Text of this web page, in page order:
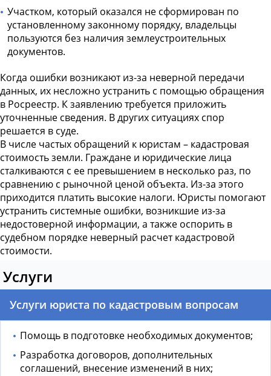
Участком, который оказался не сформирован по
установленному законному порядку, владельцы
пользуются без наличия землеустроительных
документов.
Когда ошибки возникают из-за неверной передачи
данных, их несложно устранить с помощью обращения
в Росреестр. К заявлению требуется приложить
уточненные сведения. В других ситуациях спор
решается в суде.
В числе частых обращений к юристам – кадастровая
стоимостьземли. Граждане и юридические лица
сталкиваются с ее превышением в несколько раз, по
сравнению с рыночной ценой объекта. Из-за этого
приходится платить высокие налоги. Юристы помогают
устранить системные ошибки, возникшие из-за
недостоверной информации, а также оспорить в
судебном порядке неверный расчет кадастровой
стоимости.
Услуги
Услуги юриста по кадастровым вопросам
Помощь в подготовке необходимых документов;
Разработка договоров, дополнительных
соглашений, внесение изменений в них;